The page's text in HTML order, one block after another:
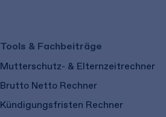
Tools & Fachbeiträge
Mutterschutz- & Elternzeitrechner
Brutto Netto Rechner
Kündigungsfristen Rechner